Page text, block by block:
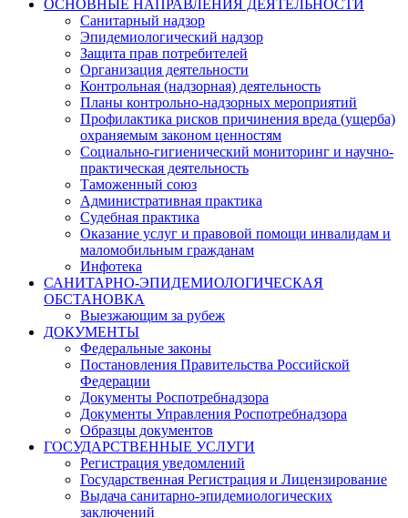
ОСНОВНЫЕ НАПРАВЛЕНИЯ ДЕЯТЕЛЬНОСТИ
Санитарный надзор
Эпидемиологический надзор
Защита прав потребителей
Организация деятельности
Контрольная (надзорная) деятельность
Планы контрольно-надзорных мероприятий
Профилактика рисков причинения вреда (ущерба)
охраняемым законом ценностям
Социально-гигиенический мониторинг и научно-
практическая деятельность
Таможенный союз
Административная практика
Судебная практика
Оказание услуг и правовой помощи инвалидам и
маломобильным гражданам
Инфотека
САНИТАРНО-ЭПИДЕМИОЛОГИЧЕСКАЯ
ОБСТАНОВКА
Выезжающим за рубеж
ДОКУМЕНТЫ
Федеральные законы
Постановления Правительства Российской
Федерации
Документы Роспотребнадзора
Документы Управления Роспотребнадзора
Образцы документов
ГОСУДАРСТВЕННЫЕ УСЛУГИ
Регистрация уведомлений
Государственная Регистрация и Лицензирование
Выдача санитарно-эпидемиологических
заключений